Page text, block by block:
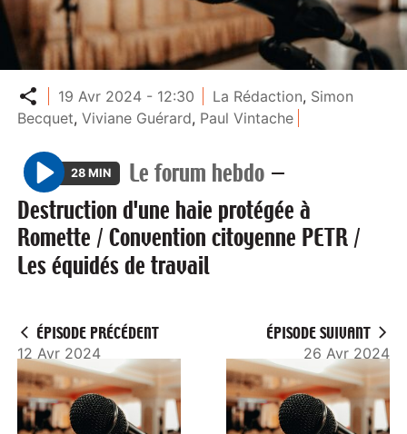
Partager
19 Avr 2024 - 12:30 La Rédaction, Simon
Becquet,Viviane Guérard, Paul Vintache
P
l
a
y
28 MIN Le forum hebdo —
Destruction d'une haie protégée à
Romette / Convention citoyenne PETR /
Les équidés de travail
ÉPISODE PRÉCÉDENT
12 Avr 2024
ÉPISODE SUIVANT
26 Avr 2024